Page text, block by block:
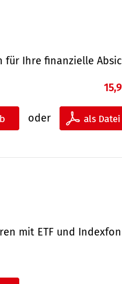
für Ihre finanzielle
oder
mit ETF und